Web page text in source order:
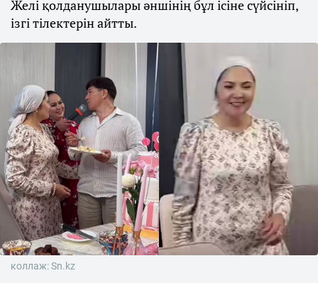
Желі қолданушылары әншінің бұл ісіне сүйсініп,
ізгі тілектерін айтты.
коллаж: Sn.kz